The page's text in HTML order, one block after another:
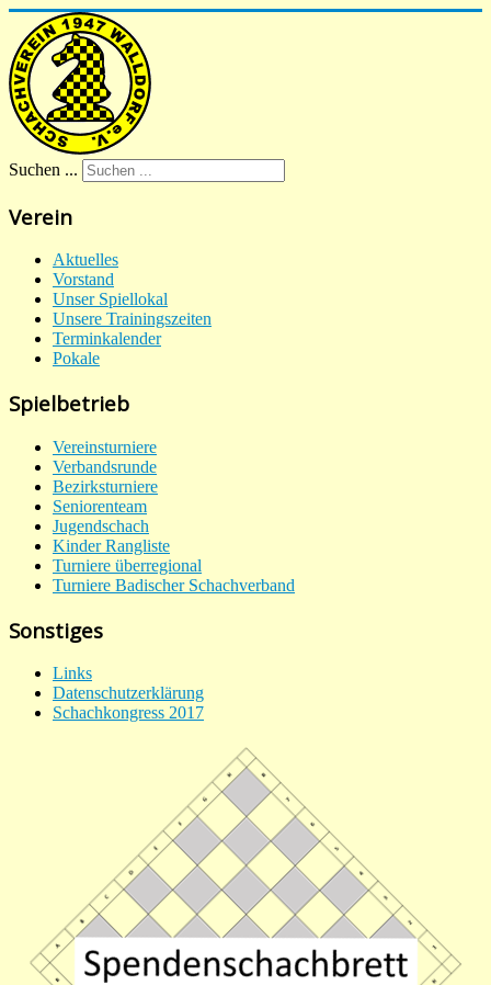
Suchen ...
Verein
Aktuelles
Vorstand
Unser Spiellokal
Unsere Trainingszeiten
Terminkalender
Pokale
Spielbetrieb
Vereinsturniere
Verbandsrunde
Bezirksturniere
Seniorenteam
Jugendschach
Kinder Rangliste
Turniere überregional
Turniere Badischer Schachverband
Sonstiges
Links
Datenschutzerklärung
Schachkongress 2017